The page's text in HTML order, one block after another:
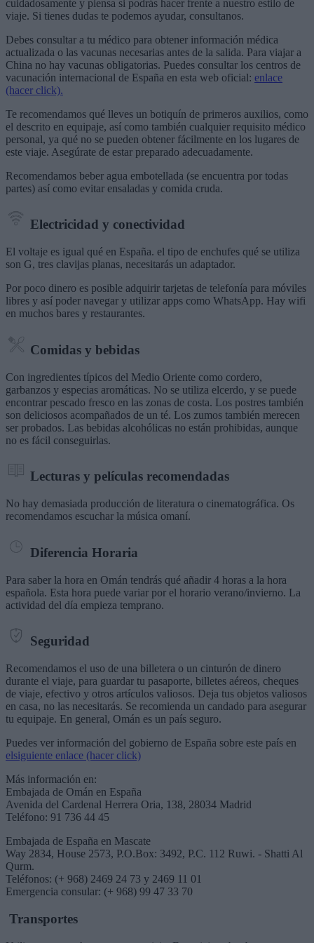
cuidadosamente y piensa si podrás hacer frente a nuestro estilo de
viaje. Si tienes dudas te podemos ayudar, consultanos.
Debes consultar a tu médico para obtener información médica
actualizada o las vacunas necesarias antes de la salida. Para viajar a
China no hay vacunas obligatorias. Puedes consultar los centros de
vacunación internacional de España en esta web oficial: enlace
(hacer click).
Te recomendamos qué lleves un botiquín de primeros auxilios, como
el descrito en equipaje, así como también cualquier requisito médico
personal, ya qué no se pueden obtener fácilmente en los lugares de
este viaje. Asegúrate de estar preparado adecuadamente.
Recomendamos beber agua embotellada (se encuentra por todas
partes) así como evitar ensaladas y comida cruda.
Electricidad y conectividad
El voltaje es igual qué en España. el tipo de enchufes qué se utiliza
son G, tres clavijas planas, necesitarás un adaptador.
Por poco dinero es posible adquirir tarjetas de telefonía para móviles
libres y así poder navegar y utilizar apps como WhatsApp. Hay wifi
en muchos bares y restaurantes.
Comidas y bebidas
Con ingredientes típicos del Medio Oriente como cordero,
garbanzos y especias aromáticas. No se utiliza elcerdo, y se puede
encontrar pescado fresco en las zonas de costa. Los postres también
son deliciosos acompañados de un té. Los zumos también merecen
ser probados. Las bebidas alcohólicas no están prohibidas, aunque
no es fácil conseguirlas.
Lecturas y películas recomendadas
No hay demasiada producción de literatura o cinematográfica. Os
recomendamos escuchar la música omaní.
Diferencia Horaria
Para saber la hora en Omán tendrás qué añadir 4 horas a la hora
española. Esta hora puede variar por el horario verano/invierno. La
actividad del día empieza temprano.
Seguridad
Recomendamos el uso de una billetera o un cinturón de dinero
durante el viaje, para guardar tu pasaporte, billetes aéreos, cheques
de viaje, efectivo y otros artículos valiosos. Deja tus objetos valiosos
en casa, no las necesitarás. Se recomienda un candado para asegurar
tu equipaje. En general, Omán es un país seguro.
Puedes ver información del gobierno de España sobre este país en
elsiguiente enlace (hacer click)
Más información en:
Embajada de Omán en España
Avenida del Cardenal Herrera Oria, 138, 28034 Madrid
Teléfono: 91 736 44 45
Embajada de España en Mascate
Way 2834, House 2573, P.O.Box: 3492, P.C. 112 Ruwi. - Shatti Al
Qurm.
Teléfonos: (+ 968) 2469 24 73 y 2469 11 01
Emergencia consular: (+ 968) 99 47 33 70
Transportes